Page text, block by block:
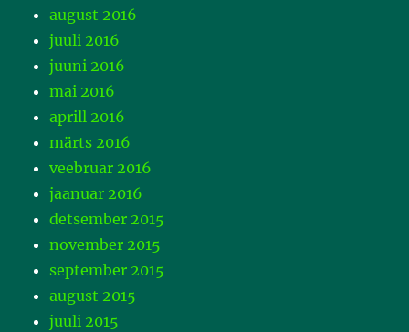
august 2016
juuli 2016
juuni 2016
mai 2016
aprill 2016
märts 2016
veebruar 2016
jaanuar 2016
detsember 2015
november 2015
september 2015
august 2015
juuli 2015